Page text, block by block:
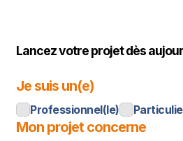
Lancez votre projet dès
Je suis un(e)
Professionnel(le)
Mon projet concerne